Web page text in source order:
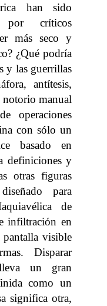
han sido
por críticos
más seco y
¿Qué podría
y las guerrillas
antítesis,
manual
operaciones
con sólo un
basado en
definiciones y
otras figuras
para
de
infiltración en
pantalla visible
Disparar
un gran
como un
significa otra,